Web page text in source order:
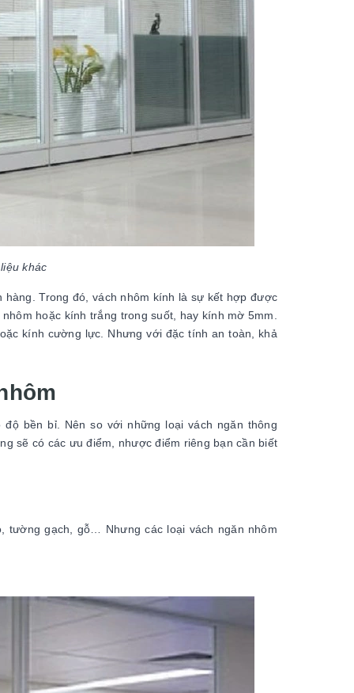
khác
Trong đó, vách nhôm kính là sự kết hợp được
hoặc kính trắng trong suốt, hay kính mờ 5mm.
kính cường lực. Nhưng với đặc tính an toàn, khả
bền bỉ. Nên so với những loại vách ngăn thông
sẽ có các ưu điểm, nhược điểm riêng bạn cần biết
tường gạch, gỗ… Nhưng các loại vách ngăn nhôm